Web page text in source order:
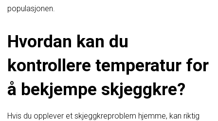
populasjonen.
Hvordan kan du
kontrollere temperatur for
å bekjempe skjeggkre?
Hvis du opplever et skjeggkreproblem hjemme, kan riktig